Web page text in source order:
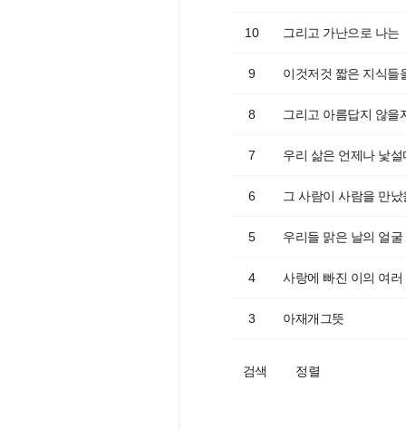
10 그리고 가난으로 나는
9 이것저것 짧은 지식들
8 그리고 아름답지 않을
7 우리 삶은 언제나 낯설
6 그 사람이 사람을 만났
5 우리들 맑은 날의 얼굴
4 사랑에 빠진 이의 여러
3 아재개그뜻
검색 정렬